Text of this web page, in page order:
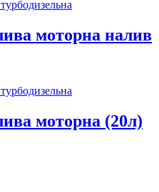
моторна налив
моторна (20л)